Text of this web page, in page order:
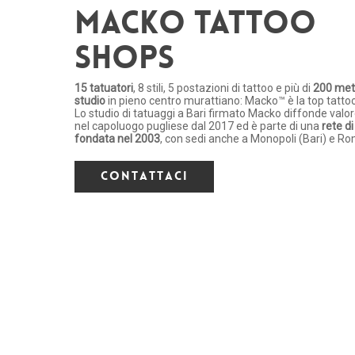
MACKO TATTOO
SHOPS
15 tatuatori, 8 stili, 5 postazioni di tattoo e più di200
studioin pieno centro murattiano: Macko™ è la top
Lo studio di tatuaggi a Bari firmato Macko diffonde
nel capoluogo pugliese dal 2017 ed è parte di unarete
fondata nel 2003, con sedi anche a Monopoli (Bari) e
Co ntattaci